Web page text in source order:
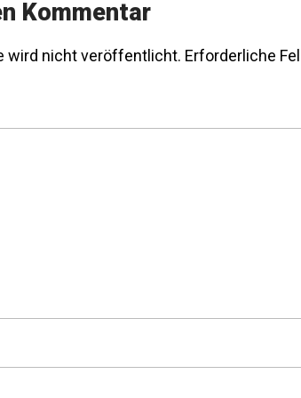
Kommentar
wird nicht veröffentlicht. Erforderliche